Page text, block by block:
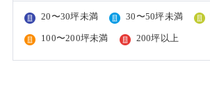
20〜30坪未満 30〜50坪未満
100〜200坪未満 200坪以上